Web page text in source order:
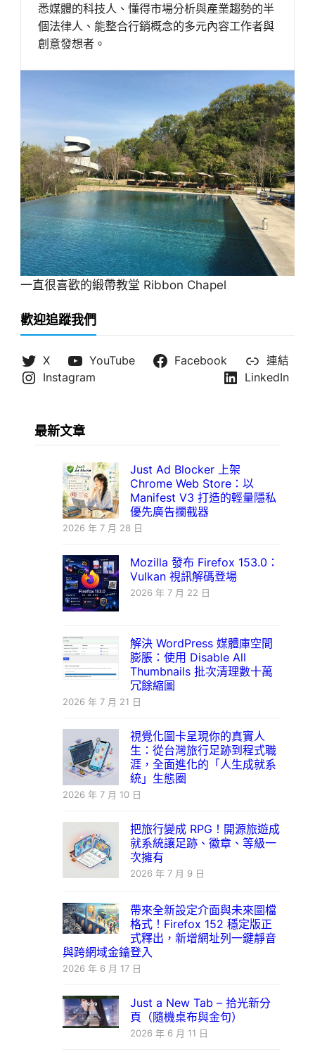
悉媒體的科技人、懂得市場分析與產業趨勢的半
個法律人、能整合行銷概念的多元內容工作者與
創意發想者。
一直很喜歡的緞帶教堂 Ribbon Chapel
歡迎追蹤我們
X YouTube Facebook
連結
Instagram
LinkedIn
最新文章
Just Ad Blocker 上架
Chrome Web Store：以
Manifest V3 打造的輕量隱私
優先廣告攔截器
2026 年 7 月 28 日
Mozilla 發布 Firefox 153.0：
Vulkan 視訊解碼登場
2026 年 7 月 22 日
解決 WordPress 媒體庫空間
膨脹：使用 Disable All
Thumbnails 批次清理數十萬
冗餘縮圖
2026 年 7 月 21 日
視覺化圖卡呈現你的真實人
生：從台灣旅行足跡到程式職
涯，全面進化的「人生成就系
統」生態圈
2026 年 7 月 10 日
把旅行變成 RPG！開源旅遊成
就系統讓足跡、徽章、等級一
次擁有
2026 年 7 月 9 日
帶來全新設定介面與未來圖檔
格式！Firefox 152 穩定版正
式釋出，新增網址列一鍵靜音
與跨網域金鑰登入
2026 年 6 月 17 日
Just a New Tab – 拾光新分
頁（隨機桌布與金句）
2026 年 6 月 11 日